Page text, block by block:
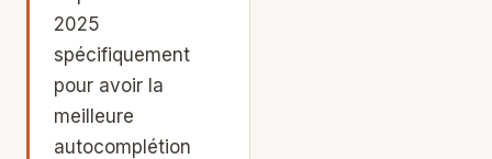
2025
spécifiquement
pour avoir la
meilleure
autocomplétion